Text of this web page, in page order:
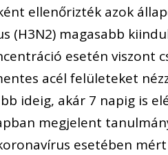
ellenőrizték azok
(H3N2) magasabb
esetén viszont
acél felületeket
ideig, akár 7 napig is
megjelent
esetében